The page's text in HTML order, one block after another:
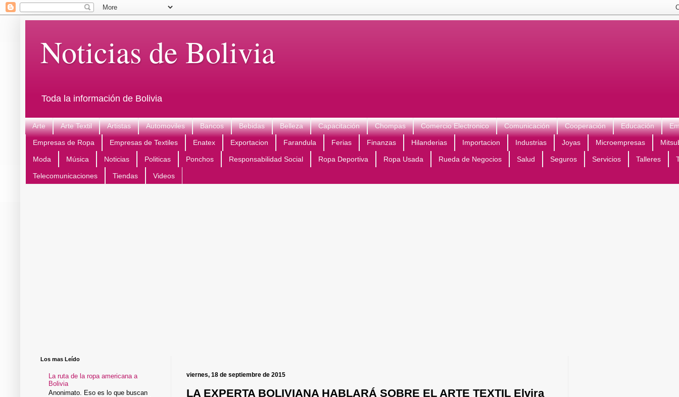
Noticias de Bolivia
Toda la información de Bolivia
Arte Arte Textil Artistas Automoviles Bancos Bebidas Belleza Capacitación Chompas Comercio Electronico Comunicación Cooperación Educación
Empresas de Ropa Empresas de Textiles Enatex Exportacion Farandula Ferias Finanzas Hilanderias Importacion Industrias Joyas Microempresas
Moda Música Noticias Politicas Ponchos Responsabilidad Social Ropa Deportiva Ropa Usada Rueda de Negocios Salud Seguros Servicios Talleres
Telecomunicaciones Tiendas Videos
viernes, 18 de septiembre de 2015
LA EXPERTA BOLIVIANA HABLARÁ SOBRE EL ARTE TEXTIL Elvira
Los mas Leído
La ruta de la ropa americana a
Bolivia
Anonimato. Eso es lo que buscan